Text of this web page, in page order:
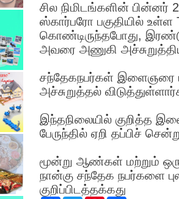
சில நிமிடங்களின்
ஸ்கார்பரோ பகுதியில் உள்ள
கொண்டிருந்தபோது,
அவரை அணுகி
சந்தேகநபர்கள் இளைஞரை
அச்சுறுத்தல்
இந்தநிலையில் குறித்த
பேருந்தில் ஏறி தப்பிச்
மூன்று ஆண்கள் மற்றும்
நான்கு சந்தேக நபர்களை
குறிப்பிடத்தக்கது